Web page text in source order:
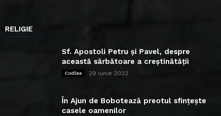
RELIGIE
Sf. Apostoli Petru și Pavel, despre
această sărbătoare a creștinătății
Codlea 29 iunie 2022
În Ajun de Bobotează preotul sfințește
casele oamenilor